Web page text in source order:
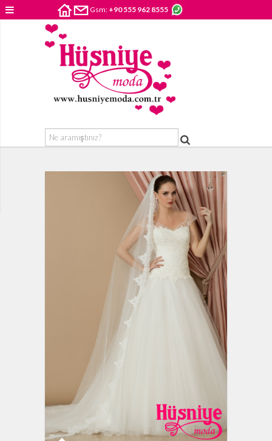
Gsm: +90 555 962 8555